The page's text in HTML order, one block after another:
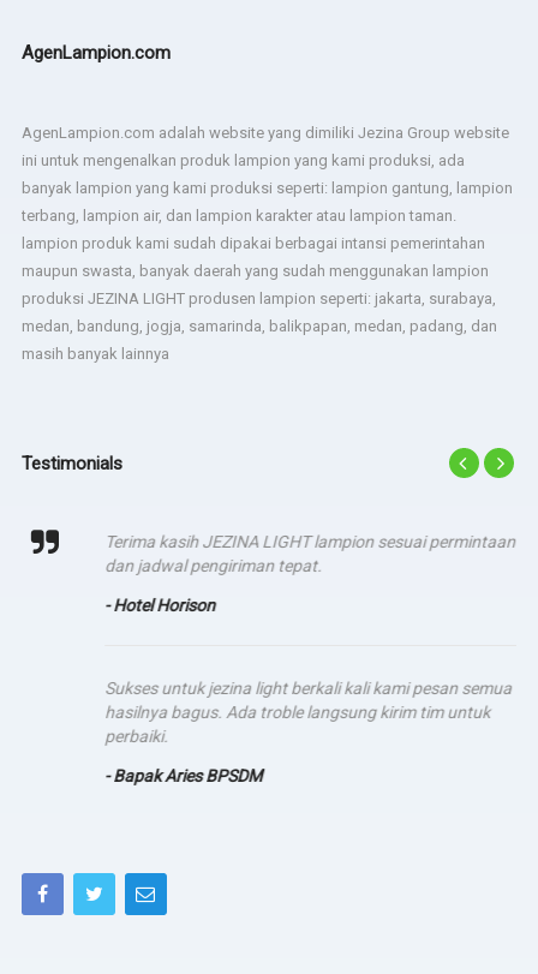
AgenLampion.com
AgenLampion.com adalah website yang dimiliki Jezina Group website
ini untuk mengenalkan produk lampion yang kami produksi, ada
banyak lampion yang kami produksi seperti: lampion gantung, lampion
terbang, lampion air, dan lampion karakter atau lampion taman.
lampion produk kami sudah dipakai berbagai intansi pemerintahan
maupun swasta, banyak daerah yang sudah menggunakan lampion
produksi JEZINA LIGHT produsen lampion seperti: jakarta, surabaya,
medan, bandung, jogja, samarinda, balikpapan, medan, padang, dan
masih banyak lainnya
Testimonials
Terima kasih JEZINA LIGHT lampion sesuai permintaan
dan jadwal pengiriman tepat.
- Hotel Horison
Sukses untuk jezina light berkali kali kami pesan semua
hasilnya bagus. Ada troble langsung kirim tim untuk
perbaiki.
- Bapak Aries BPSDM